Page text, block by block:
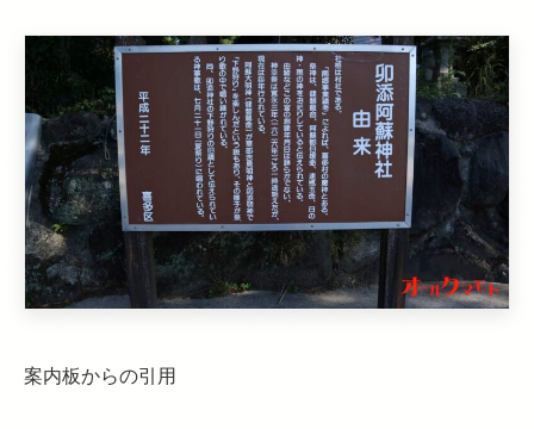
案内板からの引用